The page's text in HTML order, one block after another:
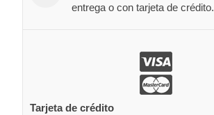
entrega o con tarjeta de crédito.
Tarjeta de crédito